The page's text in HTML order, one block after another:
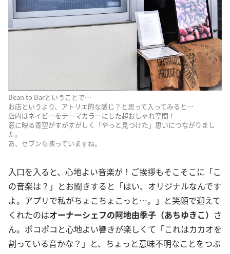
Bean to Barということで…
お店というより、アトリエ的な感じ？と思って入ってみると…
店内はネイビーをテーマカラーにした超おしゃれ空間！
窓に映る青空がすがすがしく「やっと見つけた」思いにつながりまし
た。
あ、セブンも映っていますね。
入口を入ると、心地よい音楽が！ご挨拶もそこそこに「こ
の音楽は？」とお聞きすると「はい、オリジナルなんです
よ。アプリで私がちょこちょこっと…。」と笑顔で迎えて
くれたのはオーナーシェフの阿地由季子（あちゆきこ） さ
ん。ポコポコと心地よい響きが楽しくて「これはカカオを
割っている音かな？」と、ちょっと意味不明なことをつぶ